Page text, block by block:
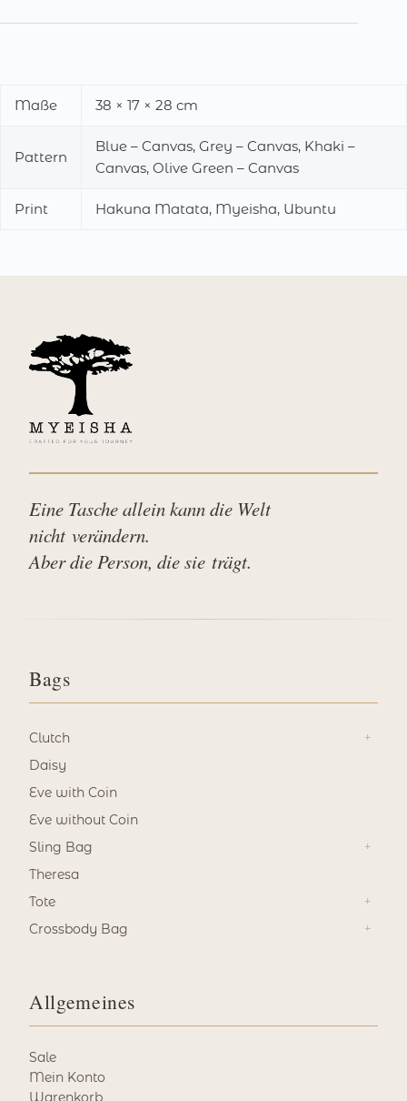
Maße 38 × 17 × 28 cm
Pattern
Blue – Canvas, Grey – Canvas, Khaki –
Canvas, Olive Green – Canvas
Print Hakuna Matata, Myeisha, Ubuntu
Eine Tasche allein kann die Welt
nicht verändern.
Aber die Person, die sie trägt.
Bags
Clutch
Daisy
Eve with Coin
Eve without Coin
Sling Bag
Theresa
Tote
Crossbody Bag
Allgemeines
Sale
Mein Konto
Warenkorb